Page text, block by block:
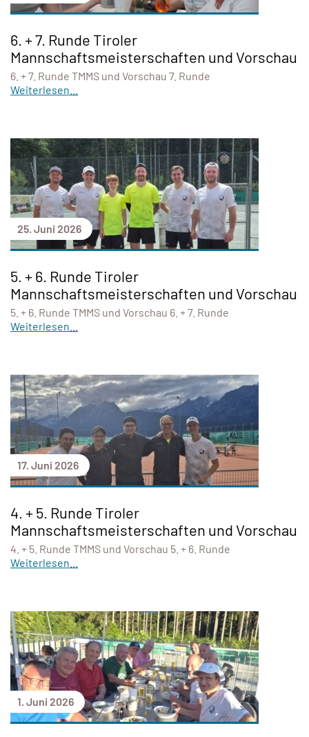
6. + 7. Runde Tiroler
Mannschaftsmeisterschaften und Vorschau
6. + 7. Runde TMMS und Vorschau 7. Runde
Weiterlesen...
25. Juni 2026
5. + 6. Runde Tiroler
Mannschaftsmeisterschaften und Vorschau
5. + 6. Runde TMMS und Vorschau 6. + 7. Runde
Weiterlesen...
17. Juni 2026
4. + 5. Runde Tiroler
Mannschaftsmeisterschaften und Vorschau
4. + 5. Runde TMMS und Vorschau 5. + 6. Runde
Weiterlesen...
1. Juni 2026